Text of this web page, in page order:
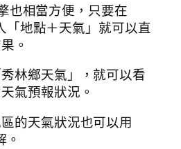
也相當方便，只要在
「地點＋天氣」就可以直
。
林鄉天氣」，就可以看
氣預報狀況。
的天氣狀況也可以用